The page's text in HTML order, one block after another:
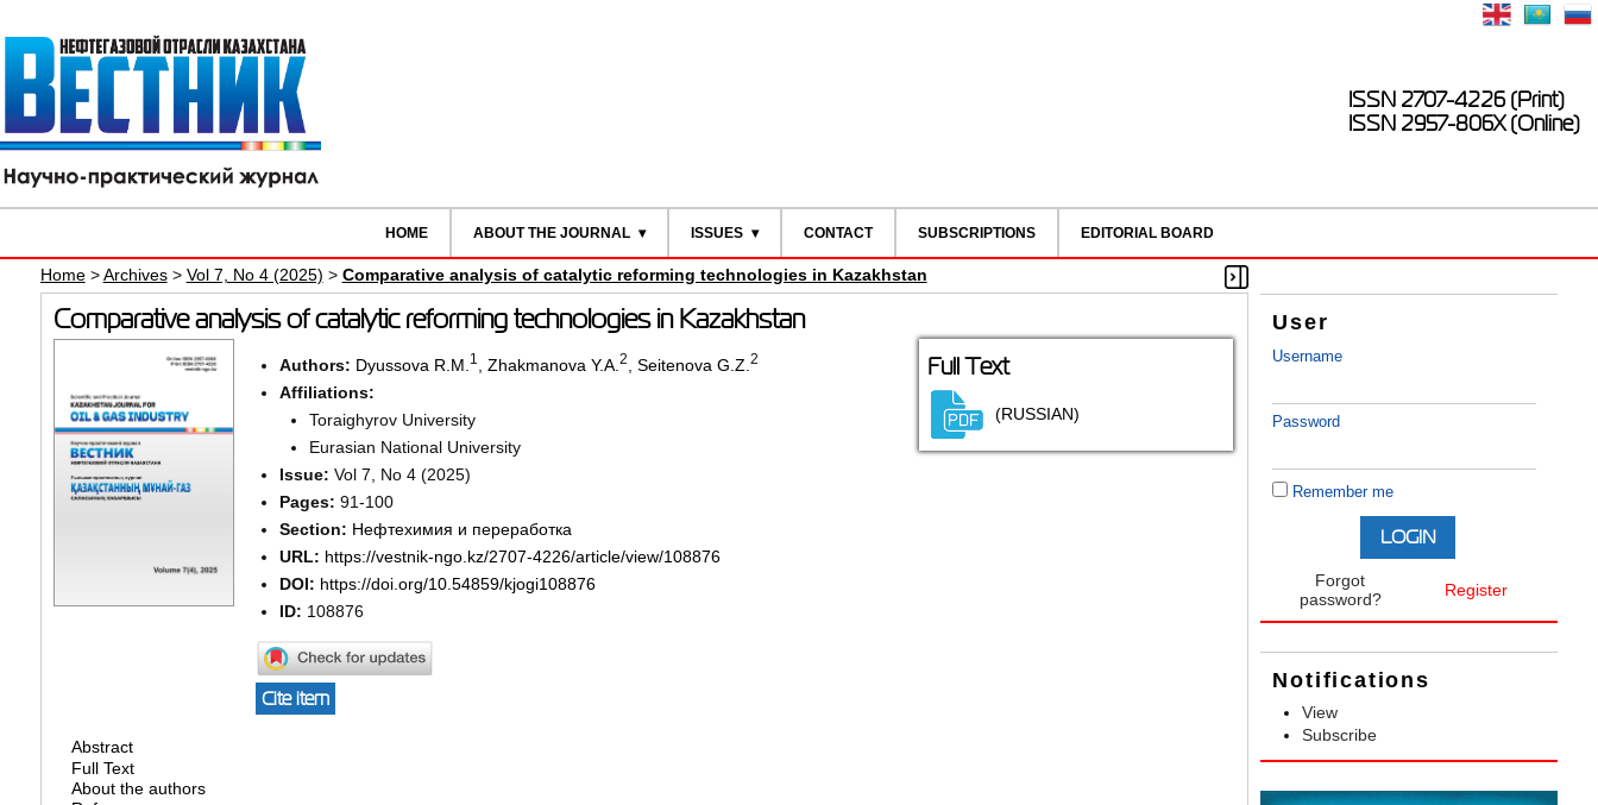
ISSN 2707-4226 (Print)
ISSN 2957-806X (Online)
HOME ABOUT THE JOURNAL ISSUES CONTACT SUBSCRIPTIONS EDITORIAL BOARD
User
Username
Password
Remember me
Forgot
password?
Register
Notifications
View
Subscribe
Home>Archives> Vol 7, No 4 (2025) > Comparative analysis of catalytic reforming technologies in Kazakhstan
Comparative analysis of catalytic reforming technologies in Kazakhstan
Authors: Dyussova R.M. 1 Zhakmanova Y.A. 2 Seitenova G.Z. 2
Affiliations:
Toraighyrov University
Eurasian National University
Issue: Vol 7, No 4 (2025)
Pages: 91-100
Section: Нефтехимия и переработка
URL: https://vestnik-ngo.kz/2707-4226/article/view/108876
DOI: https://doi.org/10.54859/kjogi108876
ID: 108876
Cite item
Full Text
(RUSSIAN)
Abstract
Full Text
About the authors